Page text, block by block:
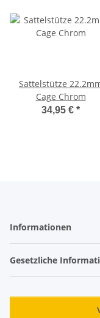
Sattelstütze
Cage Chrom
34,95 € *
Informationen
Gesetzliche